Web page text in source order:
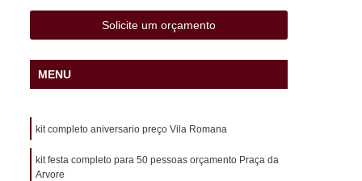
Entrega São Caetano
Cento de Salgados Assados Heliópolis
Fritos Heliópolis
Festa São João Climaco
Cento de Salgados Vegetarianos Pq Bristol
Pq Bristol
Coxinha de Festa
Solicite um orçamento
MENU
kit completo aniversario preço Vila Romana
kit festa completo para 50 pessoas orçamento Praça da
Arvore